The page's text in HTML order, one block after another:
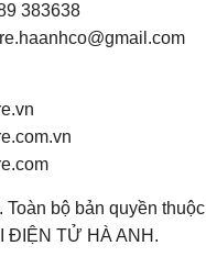
383638
bộ bản quyền
ĐIỆN TỬ HÀ ANH.